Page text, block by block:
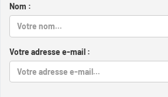
Nom :
Votre adresse e-mail :